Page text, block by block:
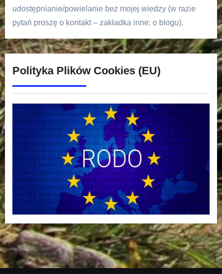
udostępnianie/powielanie bez mojej wiedzy (w razie
pytań proszę o kontakt – zakładka inne: o blogu).
Polityka Plików Cookies (EU)